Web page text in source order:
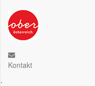
Kontakt
.